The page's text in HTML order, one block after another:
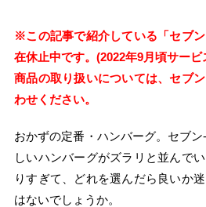
※この記事で紹介している「セブ
在休止中です。(2022年9月頃サービ
商品の取り扱いについては、セブ
わせください。
おかずの定番・ハンバーグ。セブ
しいハンバーグがズラリと並んで
りすぎて、どれを選んだら良いか
はないでしょうか。